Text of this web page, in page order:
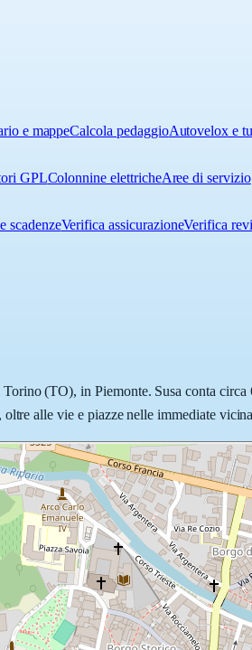
e mappeCalcola pedaggioAutovelox e
GPLColonnine elettricheAree di servizio
scadenzeVerifica assicurazioneVerifica
(TO), in Piemonte. Susa conta
alle vie e piazze nelle immediate